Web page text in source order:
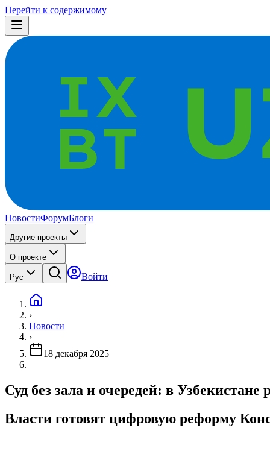
Перейти к содержимому
НовостиФорумБлоги
Другие проекты
О проекте
Рус Войти
›
Новости
›
18 декабря 2025
Суд без зала и очередей: в
Власти готовят цифровую реформу